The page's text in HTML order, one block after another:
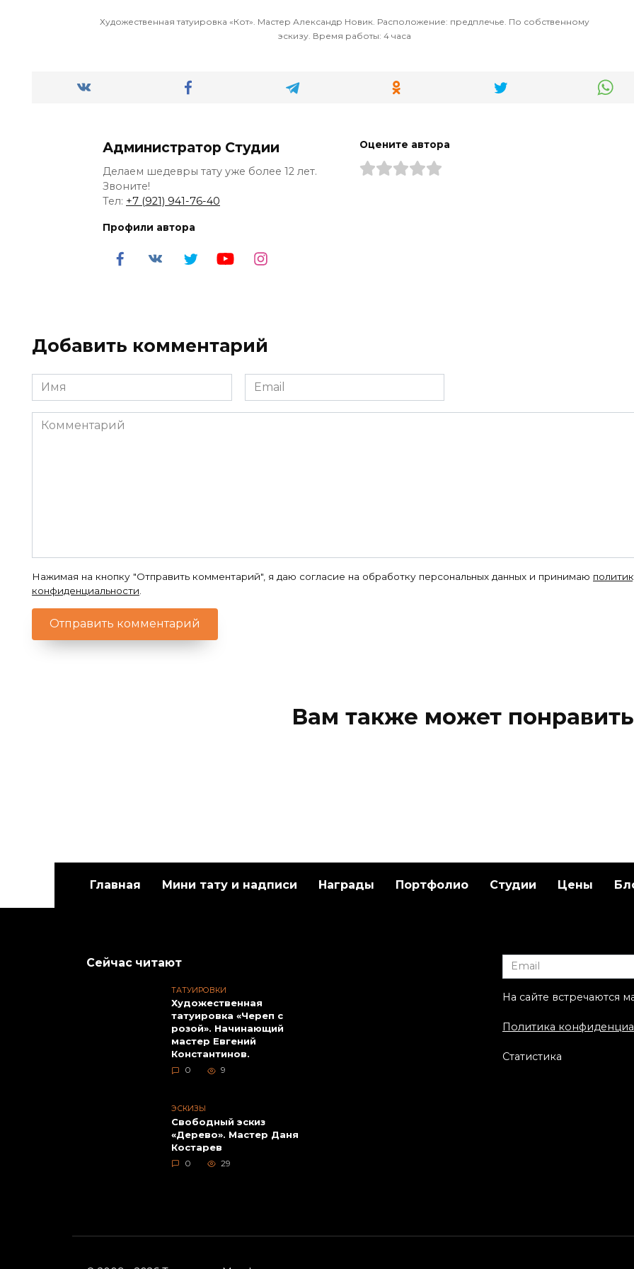
Художественная татуировка «Кот». Мастер Александр Новик. Расположение: предплечье. По собственному
эскизу. Время работы: 4 часа
Администратор Студии
Делаем шедевры тату уже более 12 лет.
Звоните!
Тел: +7 (921) 941-76-40
Профили автора
Оцените автора
Добавить комментарий
Имя
*
Email
*
Комментарий
Нажимая на кнопку "Отправить комментарий", я даю согласие на обработку персональных данных и принимаю
конфиденциальности
Вам также может
медведь». Мастер Евгений
рояль». Мастер
Unisex.
Главная Мини тату и надписи Награды Портфолио Студии Цены
Сейчас читают
ТАТУИРОВКИ
Художественная
татуировка «Череп с
розой». Начинающий
мастер Евгений
Константинов.
0 9
ЭСКИЗЫ
Свободный эскиз
«Дерево». Мастер Даня
Костарев
0 29
На сайте встречаются
Политика
Статистика